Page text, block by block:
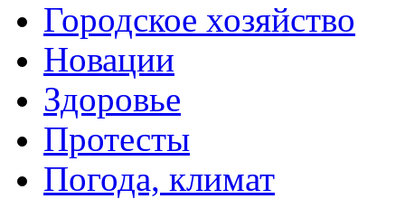
Городское хозяйство
Новации
Здоровье
Протесты
Погода, климат